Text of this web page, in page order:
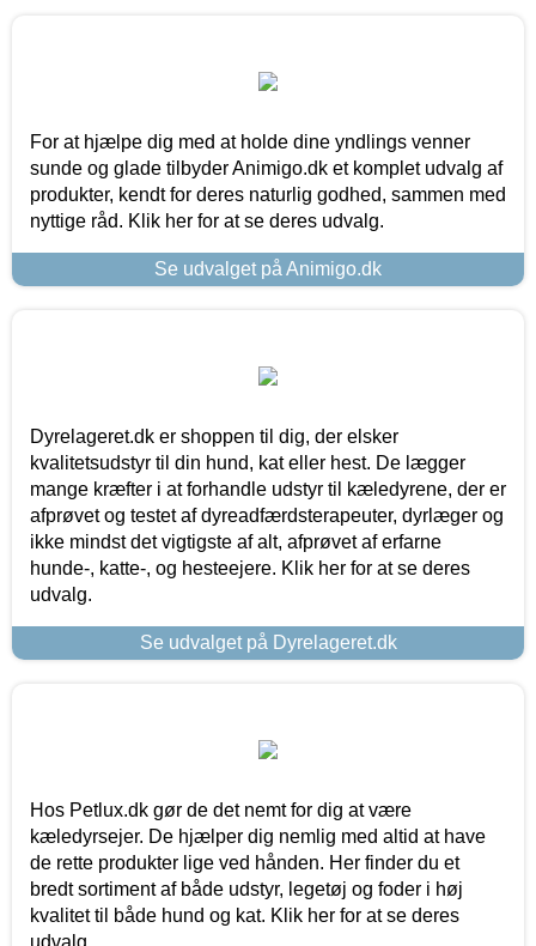
For at hjælpe dig med at holde dine yndlings venner
sunde og glade tilbyder Animigo.dk et komplet udvalg af
produkter, kendt for deres naturlig godhed, sammen med
nyttige råd. Klik her for at se deres udvalg.
Se udvalget på Animigo.dk
Dyrelageret.dk er shoppen til dig, der elsker
kvalitetsudstyr til din hund, kat eller hest. De lægger
mange kræfter i at forhandle udstyr til kæledyrene, der er
afprøvet og testet af dyreadfærdsterapeuter, dyrlæger og
ikke mindst det vigtigste af alt, afprøvet af erfarne
hunde-, katte-, og hesteejere. Klik her for at se deres
udvalg.
Se udvalget på Dyrelageret.dk
Hos Petlux.dk gør de det nemt for dig at være
kæledyrsejer. De hjælper dig nemlig med altid at have
de rette produkter lige ved hånden. Her finder du et
bredt sortiment af både udstyr, legetøj og foder i høj
kvalitet til både hund og kat. Klik her for at se deres
udvalg.